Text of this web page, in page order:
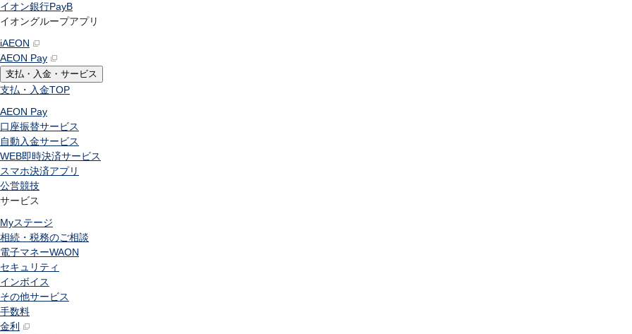
イオン銀行PayB
イオングループアプリ
iAEON
AEON Pay
支払・入金・サービス
支払・入金TOP
AEON Pay
口座振替サービス
自動入金サービス
WEB即時決済サービス
スマホ決済アプリ
公営競技
サービス
Myステージ
相続・税務のご相談
電子マネーWAON
セキュリティ
インボイス
その他サービス
手数料
金利